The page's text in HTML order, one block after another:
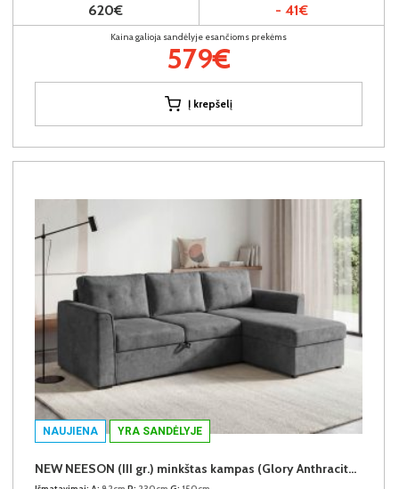
620€ - 41€
Kaina galioja sandėlyje esančioms prekėms
579€
Į krepšelį
NAUJIENA YRA SANDĖLYJE
NEW NEESON (III gr.) minkštas kampas (Glory Anthracite-18)